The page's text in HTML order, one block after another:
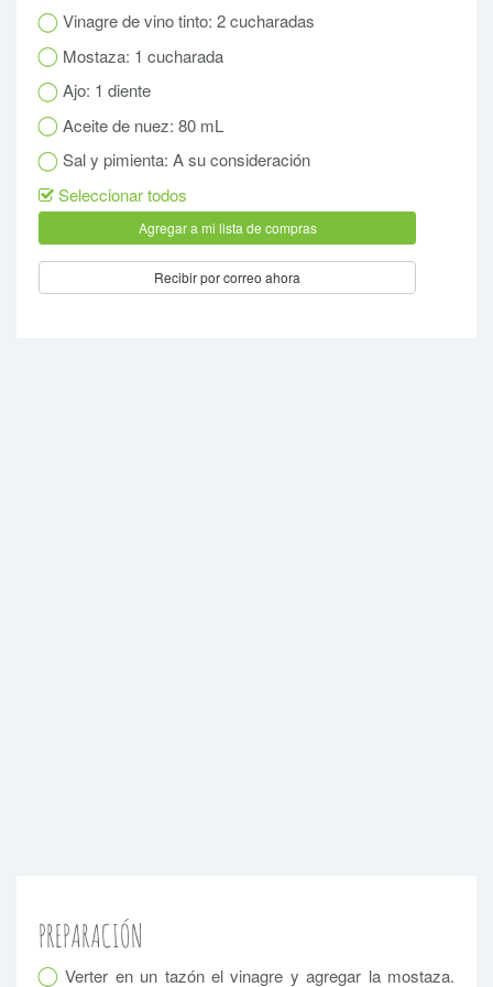
Vinagre de vino tinto: 2 cucharadas
Mostaza: 1 cucharada
Ajo: 1 diente
Aceite de nuez: 80 mL
Sal y pimienta: A su consideración
Seleccionar todos
Recibir por correo ahora
PREPARACIÓN
Verter en un tazón el vinagre y agregar la mostaza.